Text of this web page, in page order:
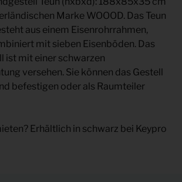
Marke WOOOD. Das Teun
aus einem Eisenrohrrahmen,
mit sieben Eisenböden. Das
ist mit einer schwarzen
versehen. Sie können das Gestell
befestigen oder als Raumteiler
Erhältlich in schwarz bei Keypro